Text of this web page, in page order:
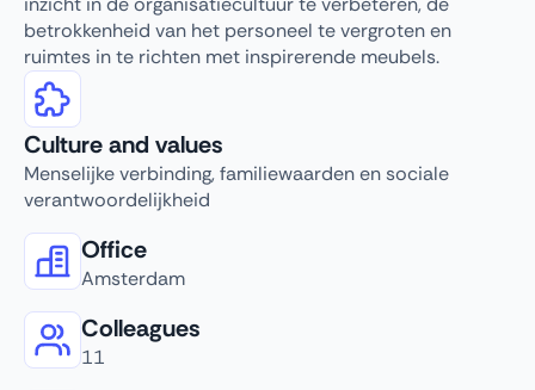
betrokkenheid van het personeel te vergroten en
ruimtes in te richten met inspirerende meubels.
Culture and values
Menselijke verbinding, familiewaarden en sociale
verantwoordelijkheid
Office
Amsterdam
Colleagues
11